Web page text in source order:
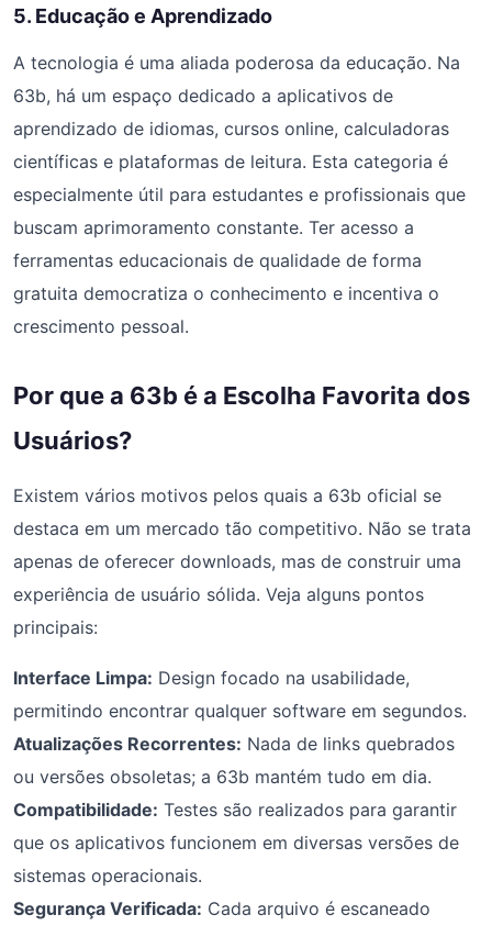
5. Educação e Aprendizado
A tecnologia é uma aliada poderosa da educação. Na
63b, há um espaço dedicado a aplicativos de
aprendizado de idiomas, cursos online, calculadoras
científicas e plataformas de leitura. Esta categoria é
especialmente útil para estudantes e profissionais que
buscam aprimoramento constante. Ter acesso a
ferramentas educacionais de qualidade de forma
gratuita democratiza o conhecimento e incentiva o
crescimento pessoal.
Por que a 63b é a Escolha Favorita dos
Usuários?
Existem vários motivos pelos quais a 63b oficial se
destaca em um mercado tão competitivo. Não se trata
apenas de oferecer downloads, mas de construir uma
experiência de usuário sólida. Veja alguns pontos
principais:
Interface Limpa: Design focado na usabilidade,
permitindo encontrar qualquer software em segundos.
Atualizações Recorrentes: Nada de links quebrados
ou versões obsoletas; a 63b mantém tudo em dia.
Compatibilidade: Testes são realizados para garantir
que os aplicativos funcionem em diversas versões de
sistemas operacionais.
Segurança Verificada: Cada arquivo é escaneado